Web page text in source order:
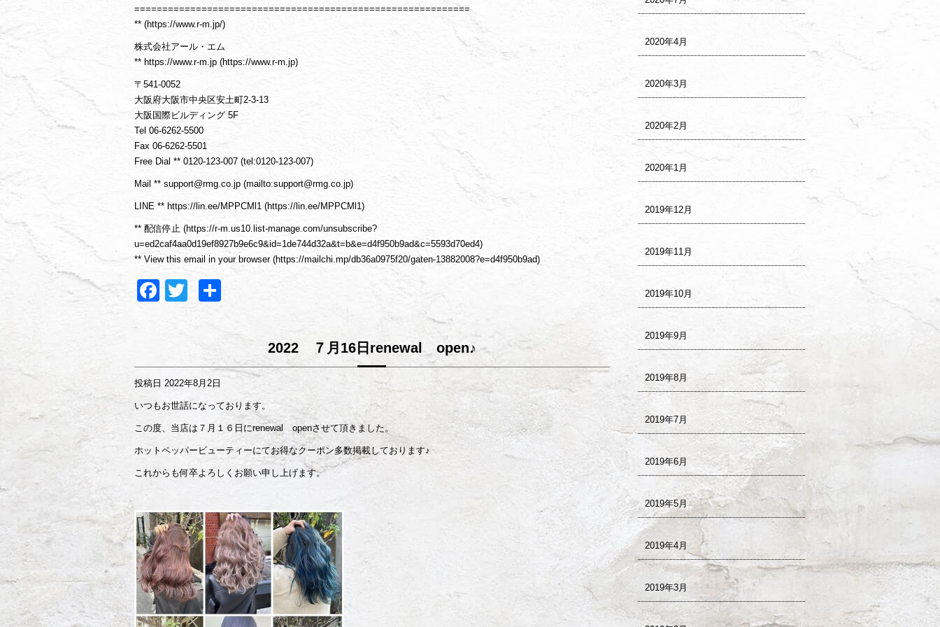
============================================================
** (https://www.r-m.jp/)
株式会社アール・エム
** https://www.r-m.jp (https://www.r-m.jp)
〒541-0052
大阪府大阪市中央区安土町2-3-13
大阪国際ビルディング 5F
Tel 06-6262-5500
Fax 06-6262-5501
Free Dial ** 0120-123-007 (tel:0120-123-007)
Mail ** support@rmg.co.jp (mailto:support@rmg.co.jp)
LINE ** https://lin.ee/MPPCMl1 (https://lin.ee/MPPCMl1)
** 配信停止 (https://r-m.us10.list-manage.com/unsubscribe?
u=ed2caf4aa0d19ef8927b9e6c9&id=1de744d32a&t=b&e=d4f950b9ad&c=5593d70ed4)
** View this email in your browser (https://mailchi.mp/db36a0975f20/gaten-13882008?e=d4f950b9ad)
Facebook
Twitter
2022 ７月16日renewal open♪
投稿日 2022年8月2日
いつもお世話になっております。
この度、当店は７月１６日にrenewal openさせて頂きました。
ホットペッパービューティーにてお得なクーポン多数掲載しております♪
これからも何卒よろしくお願い申し上げます。
2020年4月
2020年3月
2020年2月
2020年1月
2019年12月
2019年11月
2019年10月
2019年9月
2019年8月
2019年7月
2019年6月
2019年5月
2019年4月
2019年3月